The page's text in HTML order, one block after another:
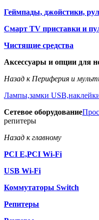
Геймпады, джойстики,
Смарт TV приставки и
Чистящие средства
Аксессуары и опции для
Назад к Периферия и
Лампы,замки
Сетевое оборудование
репитеры
Назад к главному
PCI E,PCI Wi-Fi
USB Wi-Fi
Коммутаторы Switch
Репитеры